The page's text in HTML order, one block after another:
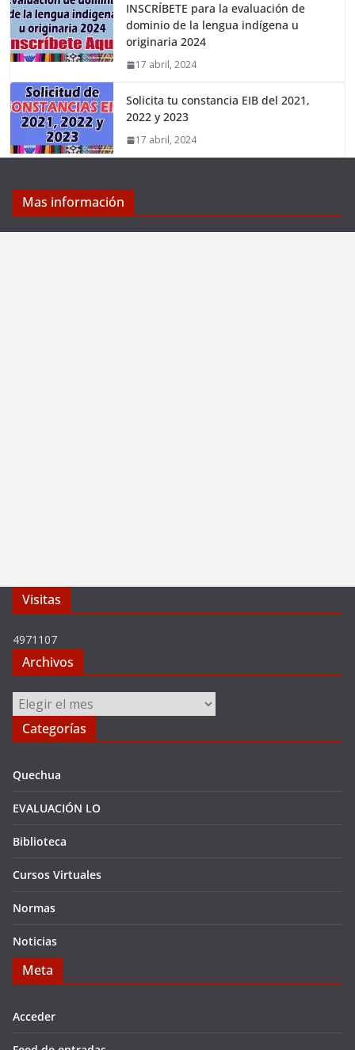
INSCRÍBETE para la evaluación de
dominio de la lengua indígena u
originaria 2024
17 abril, 2024
Solicita tu constancia EIB del 2021,
2022 y 2023
17 abril, 2024
Mas información
Visitas
4971107
Archivos
Archivos
Categorías
Quechua
EVALUACIÓN LO
Biblioteca
Cursos Virtuales
Normas
Noticias
Meta
Acceder